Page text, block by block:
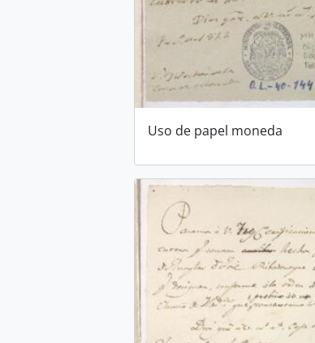
Uso de papel moneda